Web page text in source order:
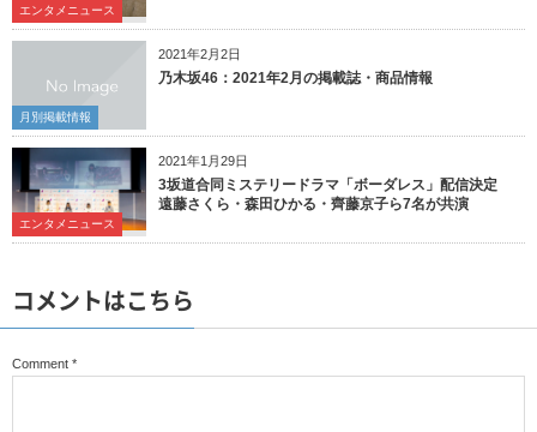
エンタメニュース
2021年2月2日
月別掲載情報
乃木坂46：2021年2月の掲載誌・商品情報
2021年1月29日
エンタメニュース
3坂道合同ミステリードラマ「ボーダレス」配信決定
遠藤さくら・森田ひかる・齊藤京子ら7名が共演
コメントはこちら
Comment *